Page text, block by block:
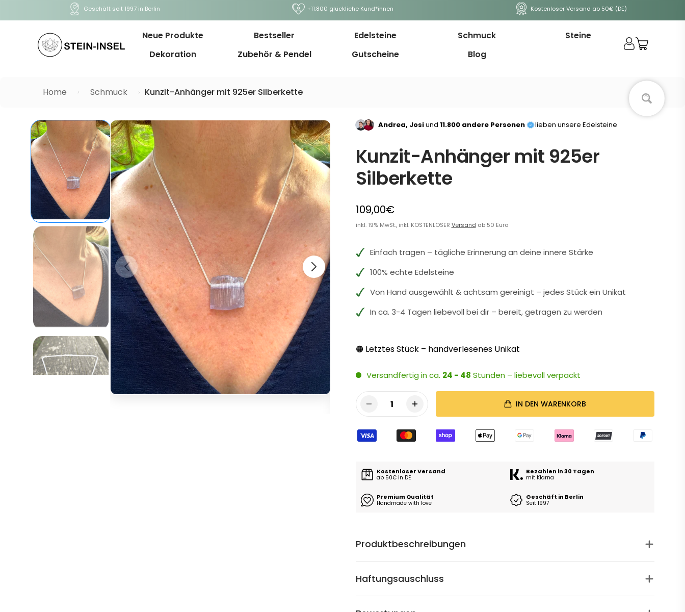
Geschäft seit 1997 in Berlin +11.800 glückliche Kund*innen Kostenloser Versand ab 50€ (DE)
Neue Produkte Bestseller Edelsteine Schmuck
Steine
Dekoration
Zubehör & Pendel Gutscheine Blog
Home Schmuck Kunzit-Anhänger mit 925er Silberkette
Andrea, Josiund 11.800 andere Personen lieben unsere Edelsteine
Kunzit-Anhänger mit 925er
Silberkette
109,00€
inkl. 19% MwSt., inkl. KOSTENLOSER Versand ab 50 Euro
Einfach tragen – tägliche Erinnerung an deine innere Stärke
100% echte Edelsteine
Von Hand ausgewählt & achtsam gereinigt – jedes Stück ein Unikat
In ca. 3-4 Tagen liebevoll bei dir – bereit, getragen zu werden
🟠Letztes Stück – handverlesenes Unikat
Versandfertig in ca. 24 - 48 Stunden – liebevoll verpackt
1 IN DEN WARENKORB
Kostenloser Versand
ab 50€ in DE
Bezahlen in 30 Tagen
mit Klarna
Premium Qualität
Handmade with love
Geschäft in Berlin
Seit 1997
Produktbeschreibungen
Haftungsauschluss